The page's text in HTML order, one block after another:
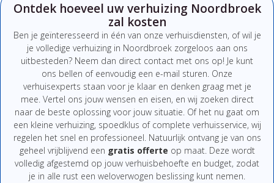
Ontdek hoeveel uw verhuizing Noordbroek
zal kosten
Ben je geïnteresseerd in één van onze verhuisdiensten, ofwil je
je volledige verhuizing in Noordbroek zorgeloos aan ons
uitbesteden? Neem dan direct contact met ons op! Je kunt
ons bellen of eenvoudig een e-mail sturen. Onze
verhuisexperts staan voor je klaar en denken graag met je
mee. Vertel ons jouw wensen en eisen, en wij zoeken direct
naar de beste oplossing voor jouw situatie. Of het nu gaat om
een kleine verhuizing, spoedklus of complete verhuisservice, wij
regelen het snel en professioneel. Natuurlijk ontvang je van ons
geheel vrijblijvend een gratis offerte op maat. Deze wordt
volledig afgestemd op jouw verhuisbehoefte en budget, zodat
je in alle rust een weloverwogen beslissing kunt nemen.